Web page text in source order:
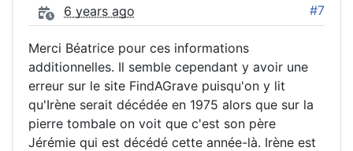
6 years ago #7
Merci Béatrice pour ces informations
additionnelles. Il semble cependant y avoir une
erreur sur le site FindAGrave puisqu'on y lit
qu'Irène serait décédée en 1975 alors que sur la
pierre tombale on voit que c'est son père
Jérémie qui est décédé cette année-là. Irène est